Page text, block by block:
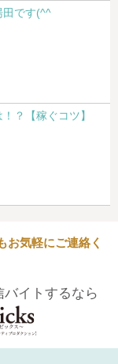
です(^^ゞ
？【稼ぐコツ】
お気軽にご連絡く
イトするなら